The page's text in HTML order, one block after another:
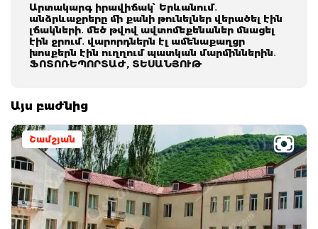
Արտակարգ իրավիճակ՝ Երևանում․
անձրևաջրերը մի քանի թունելներ վերածել էին
լճակների․ մեծ թվով ավտոմեքենաներ մնացել
էին ջրում․ վարորդներն էլ ամենաքաղցր
խոսքերն էին ուղղում պատկան մարմիններին․
ՖՈՏՈՌԵՊՈՐՏԱԺ, ՏԵՍԱՆՅՈՒԹ
Այս բաժնից
Շամշյան